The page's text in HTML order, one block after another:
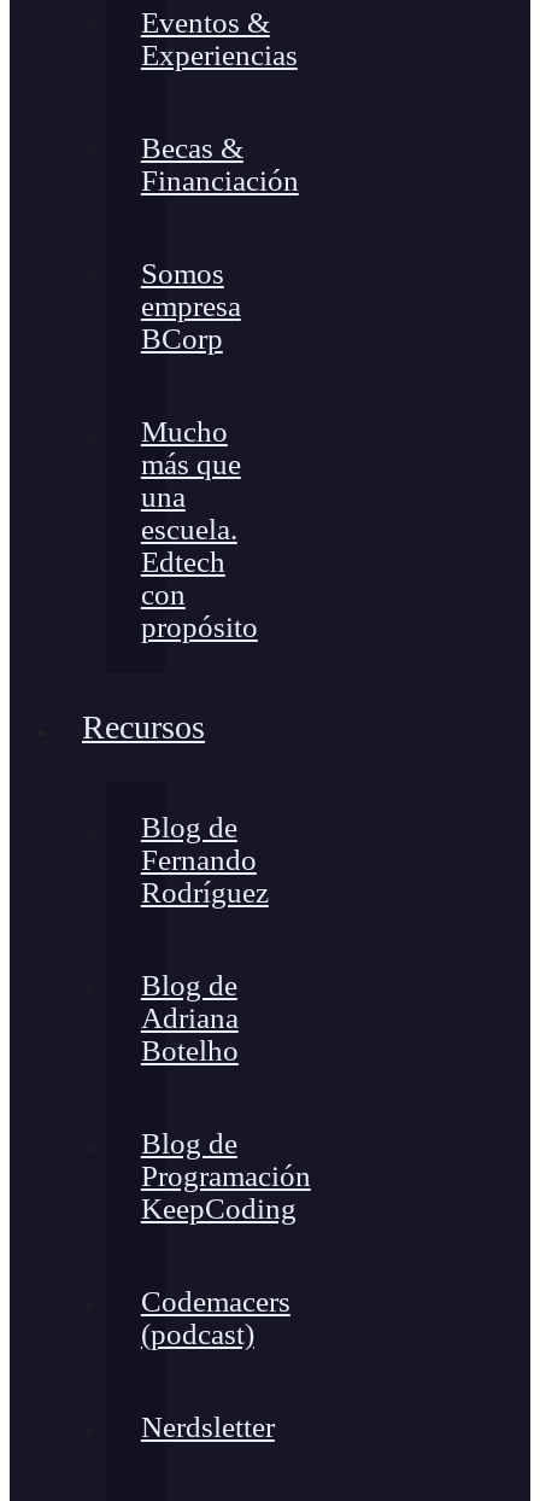
Eventos &
Experiencias
Becas &
Financiación
Somos
empresa
BCorp
Mucho
más que
una
escuela.
Edtech
con
propósito
Recursos
Blog de
Fernando
Rodríguez
Blog de
Adriana
Botelho
Blog de
Programación
KeepCoding
Codemacers
(podcast)
Nerdsletter